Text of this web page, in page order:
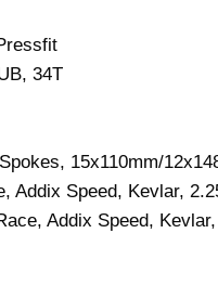
34T
15x110mm/
Addix Speed, Kevlar,
Addix Speed,